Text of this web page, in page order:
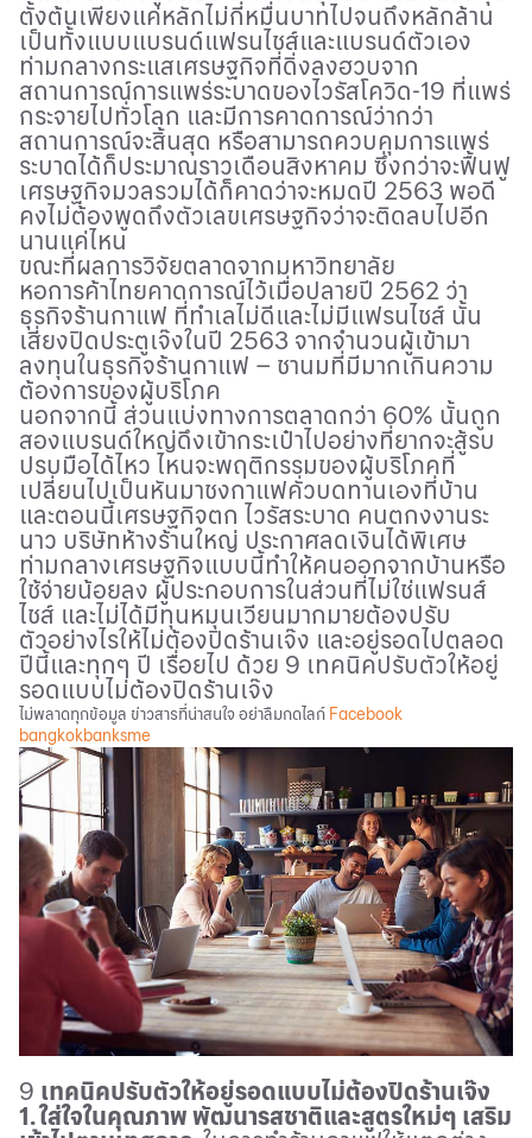
ตั้งต้นเพียงแค่หลักไม่กี่หมื่นบาทไปจนถึงหลักล้าน
เป็นทั้งแบบแบรนด์แฟรนไชส์และแบรนด์ตัวเอง
ท่ามกลางกระแสเศรษฐกิจที่ดิ่งลงฮวบจาก
สถานการณ์การแพร่ระบาดของไวรัสโควิด-19 ที่แพร่
กระจายไปทั่วโลก และมีการคาดการณ์ว่ากว่า
สถานการณ์จะสิ้นสุด หรือสามารถควบคุมการแพร่
ระบาดได้ก็ประมาณราวเดือนสิงหาคม ซึ่งกว่าจะฟื้นฟู
เศรษฐกิจมวลรวมได้ก็คาดว่าจะหมดปี 2563 พอดี
คงไม่ต้องพูดถึงตัวเลขเศรษฐกิจว่าจะติดลบไปอีก
นานแค่ไหน
ขณะที่ผลการวิจัยตลาดจากมหาวิทยาลัย
หอการค้าไทยคาดการณ์ไว้เมื่อปลายปี 2562 ว่า
ธุรกิจร้านกาแฟ ที่ทำเลไม่ดีและไม่มีแฟรนไชส์ นั้น
เสี่ยงปิดประตูเจ๊งในปี 2563 จากจำนวนผู้เข้ามา
ลงทุนในธุรกิจร้านกาแฟ – ชานมที่มีมากเกินความ
ต้องการของผู้บริโภค
นอกจากนี้ ส่วนแบ่งทางการตลาดกว่า 60% นั้นถูก
สองแบรนด์ใหญ่ดึงเข้ากระเป๋าไปอย่างที่ยากจะสู้รบ
ปรบมือได้ไหว ไหนจะพฤติกรรมของผู้บริโภคที่
เปลี่ยนไปเป็นหันมาชงกาแฟคั่วบดทานเองที่บ้าน
และตอนนี้เศรษฐกิจตก ไวรัสระบาด คนตกงงานระ
นาว บริษัทห้างร้านใหญ่ ประกาศลดเงินได้พิเศษ
ท่ามกลางเศรษฐกิจแบบนี้ทำให้คนออกจากบ้านหรือ
ใช้จ่ายน้อยลง ผู้ประกอบการในส่วนที่ไม่ใช่แฟรนส์
ไชส์ และไม่ได้มีทุนหมุนเวียนมากมายต้องปรับ
ตัวอย่างไรให้ไม่ต้องปิดร้านเจ๊ง และอยู่รอดไปตลอด
ปีนี้และทุกๆ ปี เรื่อยไป ด้วย 9 เทคนิคปรับตัวให้อยู่
รอดแบบไม่ต้องปิดร้านเจ๊ง
ไม่พลาดทุกข้อมูล ข่าวสารที่น่าสนใจ อย่าลืมกดไลก์ Facebook
bangkokbanksme
9 เทคนิคปรับตัวให้อยู่รอดแบบไม่ต้องปิดร้านเจ๊ง
1. ใส่ใจในคุณภาพ พัฒนารสชาติและสูตรใหม่ๆ เสริม